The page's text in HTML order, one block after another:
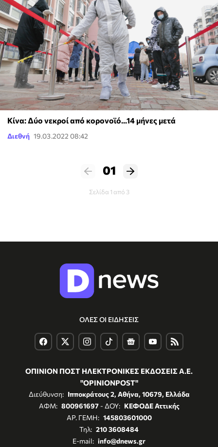
Κίνα: Δύο νεκροί από κορονοϊό...14 μήνες μετά
Διεθνή 19.03.2022 08:42
01
Σελίδα 1 από 3
ΟΛΕΣ ΟΙ ΕΙΔΗΣΕΙΣ
ΟΠΙΝΙΟΝ ΠΟΣΤ ΗΛΕΚΤΡΟΝΙΚΕΣ ΕΚΔΟΣΕΙΣ Α.Ε.
"OPINIONPOST"
Διεύθυνση: Ιπποκράτους 2, Αθήνα, 10679, Ελλάδα
ΑΦΜ: 800961697- ΔΟΥ: ΚΕΦΟΔΕ Αττικής
ΑΡ. ΓΕΜΗ: 145803601000
Τηλ: 210 3608484
E-mail: info@dnews.gr